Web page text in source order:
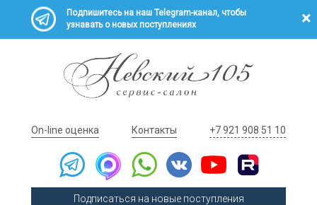
Подпишитесь на наш Telegram-канал, чтобы
узнавать о новых поступлениях
On-line оценка Контакты +7 921 908 51 10
Подписаться на новые поступления